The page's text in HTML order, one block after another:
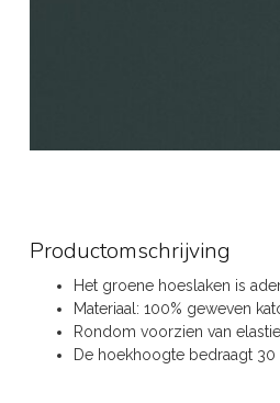
Productomschrijving
Het groene hoeslaken is
Materiaal: 100% geweven
Rondom voorzien van
De hoekhoogte bedraagt